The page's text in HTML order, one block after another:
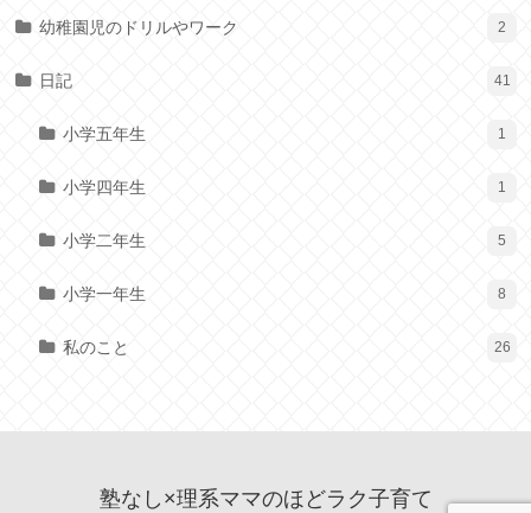
幼稚園児のドリルやワーク 2
日記 41
小学五年生 1
小学四年生 1
小学二年生 5
小学一年生 8
私のこと 26
塾なし×理系ママのほどラク子育て